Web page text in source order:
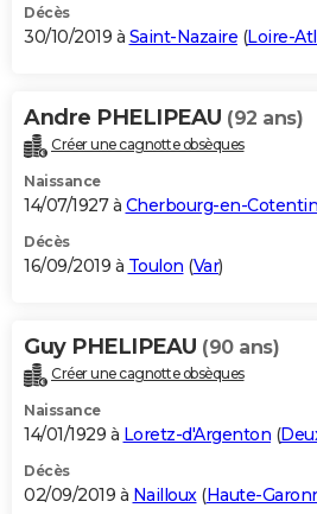
Décès
30/10/2019 à Saint-Nazaire (Loire-
Andre PHELIPEAU (92 ans)
Créer une cagnotte obsèques
Naissance
14/07/1927 à Cherbourg-en-Cotentin
Décès
16/09/2019 à Toulon (Var)
Guy PHELIPEAU (90 ans)
Créer une cagnotte obsèques
Naissance
14/01/1929 à Loretz-d'Argenton (
Décès
02/09/2019 à Nailloux(Haute-